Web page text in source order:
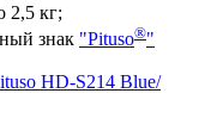
2,5 кг;
знак "Pituso®"
HD-S214 Blue/